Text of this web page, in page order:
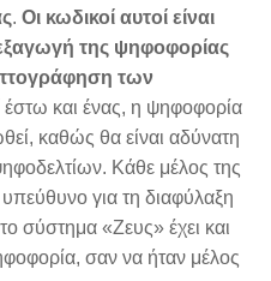
. Οι κωδικοί αυτοί είναι
της ψηφοφορίας
των
έστω και ένας, η ψηφοφορία
καθώς θα είναι αδύνατη
Κάθε μέλος της
υπεύθυνο για τη διαφύλαξη
σύστημα «Ζευς» έχει και
σαν να ήταν μέλος